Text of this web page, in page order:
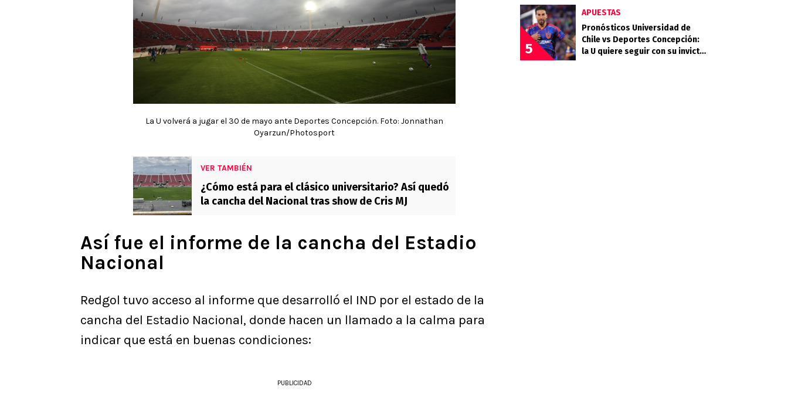
La U volverá a jugar el 30 de mayo ante Deportes Concepción. Foto: Jonnathan
Oyarzun/Photosport
VER TAMBIÉN
¿Cómo está para el clásico universitario? Así quedó
la cancha del Nacional tras show de Cris MJ
Así fue el informe de la cancha del Estadio
Nacional
Redgol tuvo acceso al informe que desarrolló el IND por el estado de la
cancha del Estadio Nacional, donde hacen un llamado a la calma para
indicar que está en buenas condiciones:
PUBLICIDAD
5
APUESTAS
Pronósticos Universidad de
Chile vs Deportes Concepción:
la U quiere seguir con su invicto